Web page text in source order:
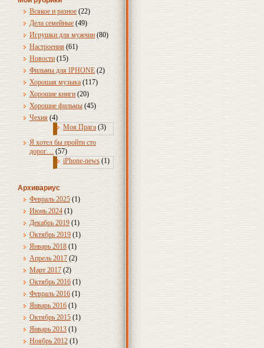
Всякое и разное (22)
Дела семейные (49)
Игрушки для мужчин (80)
Настроения (61)
Новости (15)
Фильмы для IPHONE (2)
Хорошая музыка (117)
Хорошие книги (20)
Хорошие фильмы (45)
Чехия (4)
Моя Прага (3)
Я хотел бы пройти сто
дорог… (57)
iPhone-news (1)
Архивариус
Февраль 2025 (1)
Июнь 2024 (1)
Декабрь 2019 (1)
Октябрь 2019 (1)
Январь 2018 (1)
Апрель 2017 (2)
Март 2017 (2)
Октябрь 2016 (1)
Февраль 2016 (1)
Январь 2016 (1)
Октябрь 2015 (1)
Январь 2013 (1)
Ноябрь 2012 (1)